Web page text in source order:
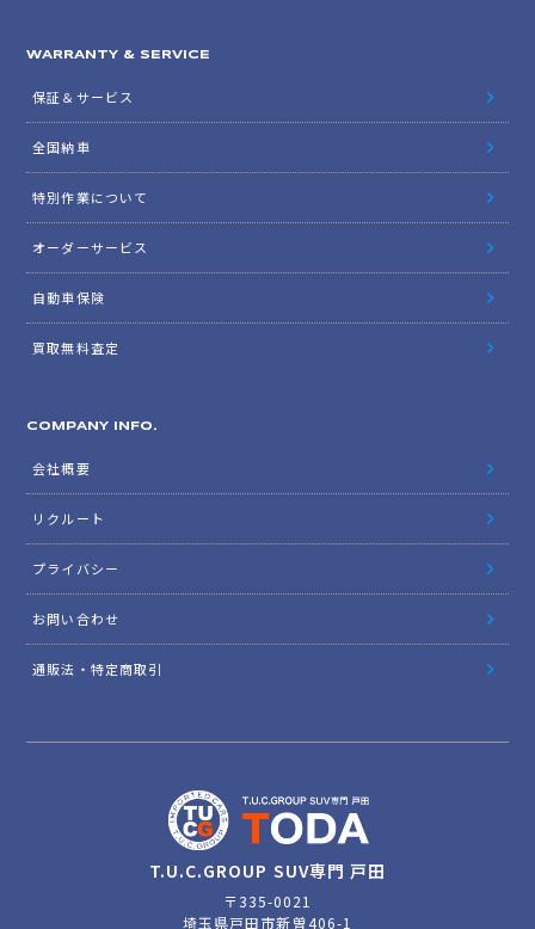
WARRANTY & SERVICE
保証＆サービス
全国納車
特別作業について
オーダーサービス
自動車保険
買取無料査定
COMPANY INFO.
会社概要
リクルート
プライバシー
お問い合わせ
通販法・特定商取引
T.U.C.GROUP SUV専門 戸田
〒335-0021
埼玉県戸田市新曽406-1